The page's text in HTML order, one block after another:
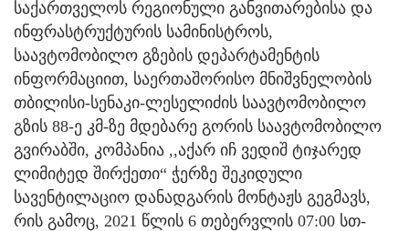
საქართველოს რეგიონული განვითარებისა და
ინფრასტრუქტურის სამინისტროს,
საავტომობილო გზების დეპარტამენტის
ინფორმაციით, საერთაშორისო მნიშვნელობის
თბილისი-სენაკი-ლესელიძის საავტომობილო
გზის 88-ე კმ-ზე მდებარე გორის საავტომობილო
გვირაბში, კომპანია ,,აქარ იჩ ვედიშ ტიჯარედ
ლიმიტედ შირქეთი“ ჭერზე შეკიდული
სავენტილაციო დანადგარის მონტაჟს გეგმავს,
რის გამოც, 2021 წლის 6 თებერვლის 07:00 სთ-